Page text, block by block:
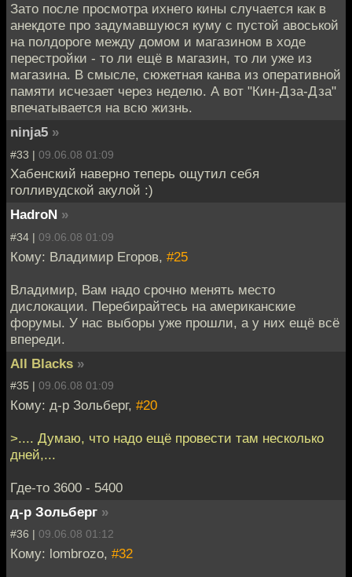
Зато после просмотра ихнего кины случается как в
анекдоте про задумавшуюся куму с пустой авоськой
на полдороге между домом и магазином в ходе
перестройки - то ли ещё в магазин, то ли уже из
магазина. В смысле, сюжетная канва из оперативной
памяти исчезает через неделю. А вот "Кин-Дза-Дза"
впечатывается на всю жизнь.
ninja5 »
#33 | 09.06.08 01:09
Хабенский наверно теперь ощутил себя
голливудской акулой :)
HadroN »
#34 | 09.06.08 01:09
Кому: Владимир Егоров, #25
Владимир, Вам надо срочно менять место
дислокации. Перебирайтесь на американские
форумы. У нас выборы уже прошли, а у них ещё всё
впереди.
All Blacks »
#35 | 09.06.08 01:09
Кому: д-р Зольберг, #20
>.... Думаю, что надо ещё провести там несколько
дней,...
Где-то 3600 - 5400
д-р Зольберг »
#36 | 09.06.08 01:12
Кому: lombrozo, #32